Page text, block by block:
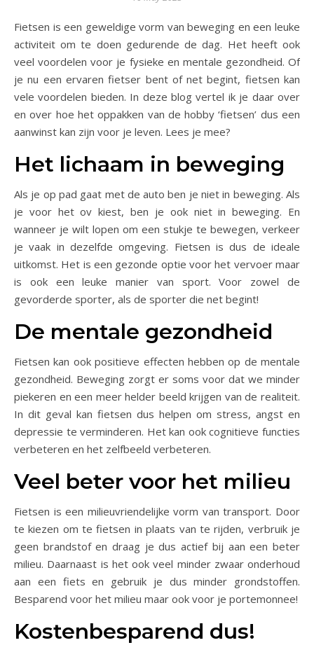
Fietsen is een geweldige vorm van beweging en een leuke
activiteit om te doen gedurende de dag. Het heeft ook
veel voordelen voor je fysieke en mentale gezondheid. Of
je nu een ervaren fietser bent of net begint, fietsen kan
vele voordelen bieden. In deze blog vertel ik je daar over
en over hoe het oppakken van de hobby ‘fietsen’ dus een
aanwinst kan zijn voor je leven. Lees je mee?
Het lichaam in beweging
Als je op pad gaat met de auto ben je niet in beweging. Als
je voor het ov kiest, ben je ook niet in beweging. En
wanneer je wilt lopen om een stukje te bewegen, verkeer
je vaak in dezelfde omgeving. Fietsen is dus de ideale
uitkomst. Het is een gezonde optie voor het vervoer maar
is ook een leuke manier van sport. Voor zowel de
gevorderde sporter, als de sporter die net begint!
De mentale gezondheid
Fietsen kan ook positieve effecten hebben op de mentale
gezondheid. Beweging zorgt er soms voor dat we minder
piekeren en een meer helder beeld krijgen van de realiteit.
In dit geval kan fietsen dus helpen om stress, angst en
depressie te verminderen. Het kan ook cognitieve functies
verbeteren en het zelfbeeld verbeteren.
Veel beter voor het milieu
Fietsen is een milieuvriendelijke vorm van transport. Door
te kiezen om te fietsen in plaats van te rijden, verbruik je
geen brandstof en draag je dus actief bij aan een beter
milieu. Daarnaast is het ook veel minder zwaar onderhoud
aan een fiets en gebruik je dus minder grondstoffen.
Besparend voor het milieu maar ook voor je portemonnee!
Kostenbesparend dus!